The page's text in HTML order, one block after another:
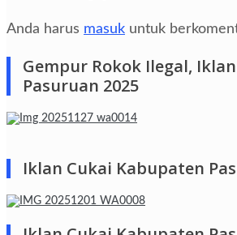
Anda harus masuk untuk
Gempur Rokok Ilegal,
Pasuruan 2025
Iklan Cukai Kabupaten